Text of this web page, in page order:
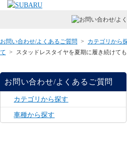
お問い合わせ/よくあるご質問 > カテゴリから
て > スタッドレスタイヤを夏期に履き続けて
お問い合わせ/よくあるご質問
カテゴリから探す
車種から探す